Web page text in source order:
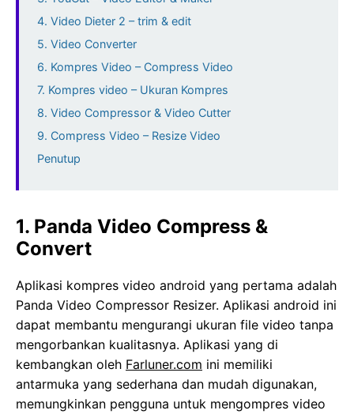
4. Video Dieter 2 – trim & edit
5. Video Converter
6. Kompres Video – Compress Video
7. Kompres video – Ukuran Kompres
8. Video Compressor & Video Cutter
9. Compress Video – Resize Video
Penutup
1. Panda Video Compress &
Convert
Aplikasi kompres video android yang pertama adalah
Panda Video Compressor Resizer. Aplikasi android ini
dapat membantu mengurangi ukuran file video tanpa
mengorbankan kualitasnya. Aplikasi yang di
kembangkan oleh Farluner.com ini memiliki
antarmuka yang sederhana dan mudah digunakan,
memungkinkan pengguna untuk mengompres video